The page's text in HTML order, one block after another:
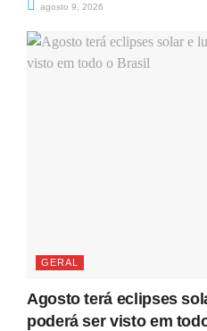
agosto 9, 2026
GERAL
Agosto terá eclipses
poderá ser visto em